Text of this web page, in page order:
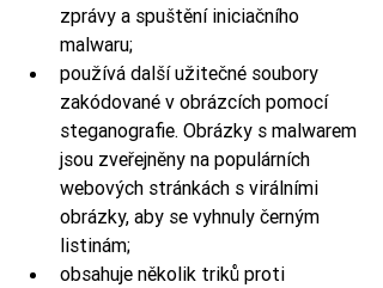
zprávy a spuštění iniciačního
malwaru;
používá další užitečné soubory
zakódované v obrázcích pomocí
steganografie. Obrázky s malwarem
jsou zveřejněny na populárních
webových stránkách s virálními
obrázky, aby se vyhnuly černým
listinám;
obsahuje několik triků proti